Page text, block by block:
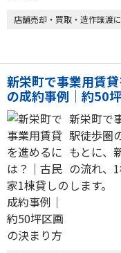
店舗売却・買取・造作譲渡
新栄町で事業用賃
の成約事例｜約50
新栄町で
駅徒歩圏
もとに、
の流れ、
します。